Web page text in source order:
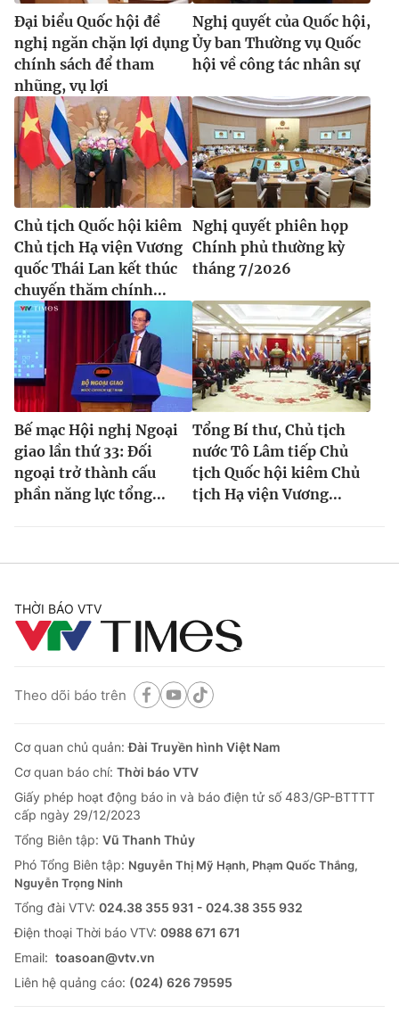
Đại biểu Quốc hội đề
nghị ngăn chặn lợi dụng
chính sách để tham
nhũng, vụ lợi
Nghị quyết của Quốc hội,
Ủy ban Thường vụ Quốc
hội về công tác nhân sự
Chủ tịch Quốc hội kiêm
Chủ tịch Hạ viện Vương
quốc Thái Lan kết thúc
chuyến thăm chính...
Nghị quyết phiên họp
Chính phủ thường kỳ
tháng 7/2026
Bế mạc Hội nghị Ngoại
giao lần thứ 33: Đối
ngoại trở thành cấu
phần năng lực tổng...
Tổng Bí thư, Chủ tịch
nước Tô Lâm tiếp Chủ
tịch Quốc hội kiêm Chủ
tịch Hạ viện Vương...
THỜI BÁO VTV
Theo dõi báo trên
Cơ quan chủ quản:Đài Truyền hình Việt Nam
Cơ quan báo chí: Thời báo VTV
Giấy phép hoạt động báo in và báo điện tử số 483/GP-BTTTT
cấp ngày 29/12/2023
Tổng Biên tập: Vũ Thanh Thủy
Phó Tổng Biên tập: Nguyễn Thị Mỹ Hạnh, Phạm Quốc Thắng,
Nguyễn Trọng Ninh
Tổng đài VTV: 024.38 355 931 - 024.38 355 932
Ðiện thoại Thời báo VTV: 0988 671 671
Email: toasoan@vtv.vn
Liên hệ quảng cáo: (024) 626 79595